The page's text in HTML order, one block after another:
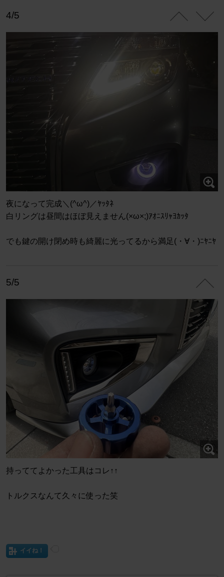
4/5
夜になって完成＼(^ω^)／ﾔｯﾀﾈ
白リングは昼間はほぼ見えません(×ω×;)ｱｵﾆｽﾘｬﾖｶｯﾀ
でも鍵の開け閉め時も綺麗に光ってるから満足(・∀・)ﾆﾔﾆﾔ
5/5
持っててよかった工具はコレ↑↑
トルクスなんて久々に使った笑
イイね！